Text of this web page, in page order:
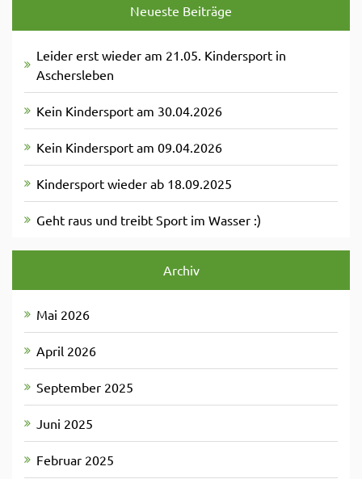
Neueste Beiträge
Leider erst wieder am 21.05. Kindersport in
Aschersleben
Kein Kindersport am 30.04.2026
Kein Kindersport am 09.04.2026
Kindersport wieder ab 18.09.2025
Geht raus und treibt Sport im Wasser :)
Archiv
Mai 2026
April 2026
September 2025
Juni 2025
Februar 2025